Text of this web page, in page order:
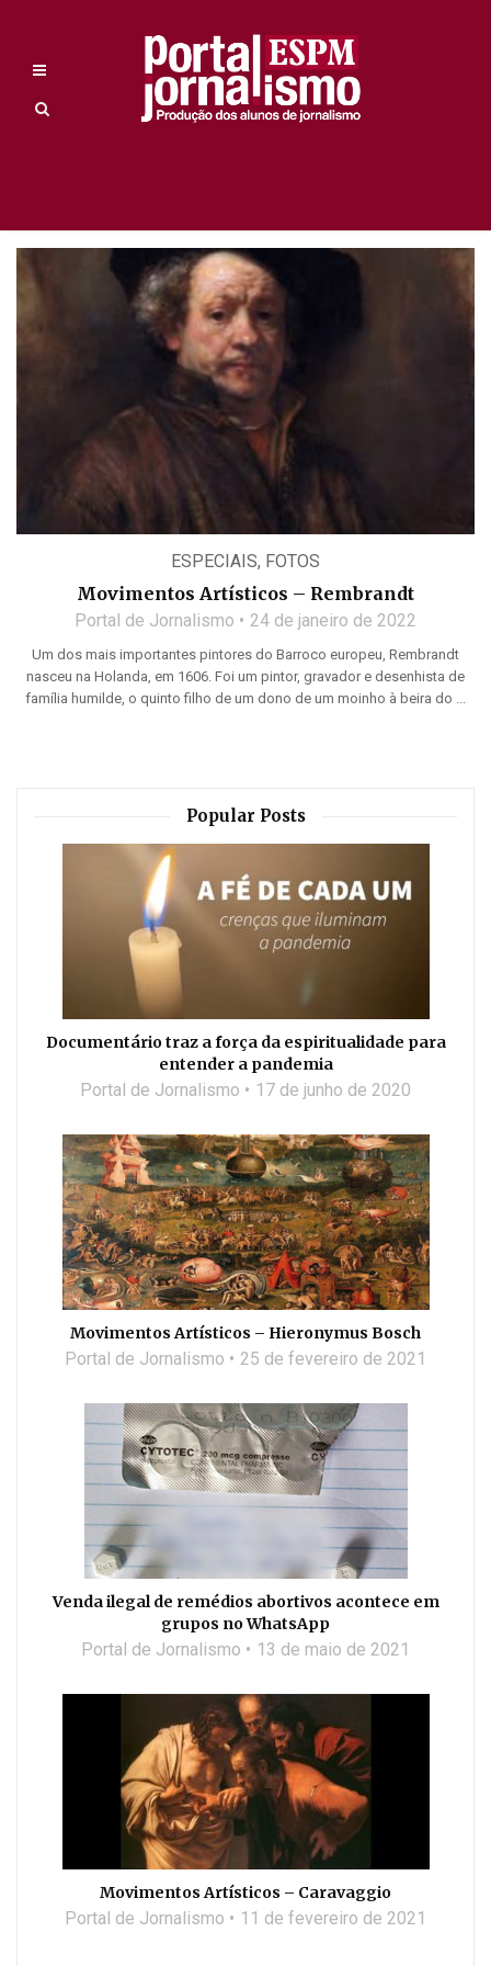
ESPECIAIS, FOTOS
Movimentos Artísticos – Rembrandt
Portal de Jornalismo 24 de janeiro de 2022
Um dos mais importantes pintores do Barroco europeu, Rembrandt
nasceu na Holanda, em 1606. Foi um pintor, gravador e desenhista de
família humilde, o quinto filho de um dono de um moinho à beira do ...
Popular Posts
Documentário traz a força da espiritualidade para
entender a pandemia
Portal de Jornalismo 17 de junho de 2020
Movimentos Artísticos – Hieronymus Bosch
Portal de Jornalismo 25 de fevereiro de 2021
Venda ilegal de remédios abortivos acontece em
grupos no WhatsApp
Portal de Jornalismo 13 de maio de 2021
Movimentos Artísticos – Caravaggio
Portal de Jornalismo 11 de fevereiro de 2021